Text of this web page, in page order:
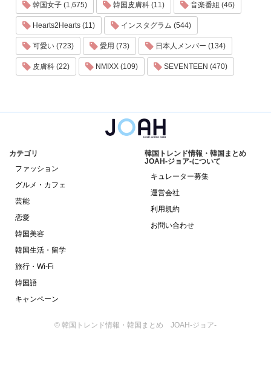
韓国女子 (1,675) 韓国皮膚科 (11) 音楽番組 (46)
Hearts2Hearts (11) インスタグラム (544)
可愛い (723) 愛用 (73) 日本人メンバー (134)
皮膚科 (22) NMIXX (109) SEVENTEEN (470)
カテゴリ
ファッション
グルメ・カフェ
芸能
恋愛
韓国美容
韓国生活・留学
旅行・Wi-Fi
韓国語
キャンペーン
韓国トレンド情報・韓国まとめ
JOAH-ジョア-について
キュレーター募集
運営会社
利用規約
お問い合わせ
© 韓国トレンド情報・韓国まとめ JOAH-ジョア-